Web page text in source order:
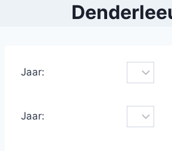
Jaar:
Jaar: